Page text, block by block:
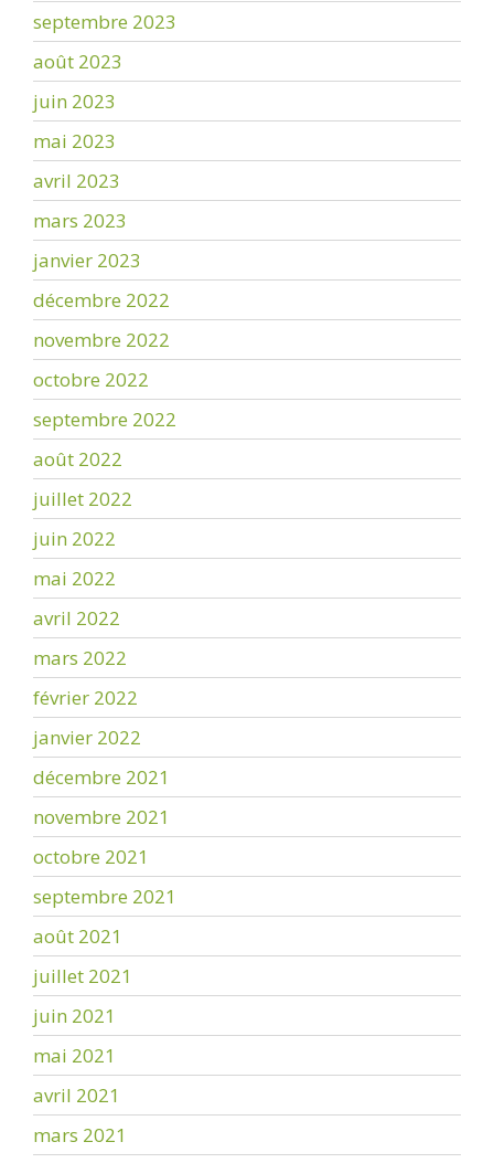
septembre 2023
août 2023
juin 2023
mai 2023
avril 2023
mars 2023
janvier 2023
décembre 2022
novembre 2022
octobre 2022
septembre 2022
août 2022
juillet 2022
juin 2022
mai 2022
avril 2022
mars 2022
février 2022
janvier 2022
décembre 2021
novembre 2021
octobre 2021
septembre 2021
août 2021
juillet 2021
juin 2021
mai 2021
avril 2021
mars 2021